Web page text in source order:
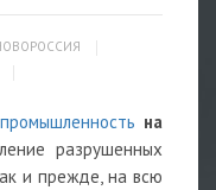
на
разрушенных
и прежде, на всю